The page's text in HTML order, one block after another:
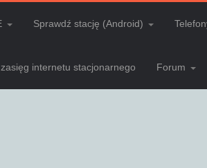
Sprawdź stację (Android)
internetu stacjonarnego Forum